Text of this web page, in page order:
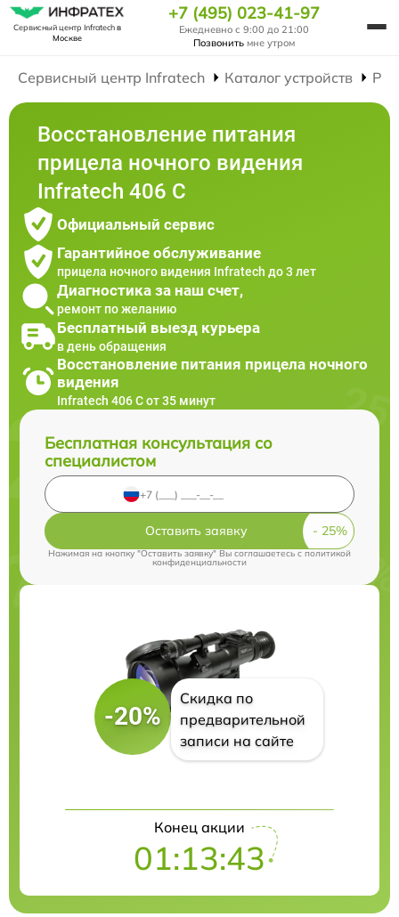
Сервисный центр Infratechв
Москве
+7 (495) 023-41-97
Ежедневно с 9:00 до 21:00
Позвонить мне утром
Сервисный центр Infratech Каталог устройств
Восстановление питания
прицела ночного видения
Infratech 406 С
Официальный сервис
Гарантийное обслуживание
прицела ночного видения Infratech до 3 лет
Диагностика за наш счет,
ремонт по желанию
Бесплатный выезд курьера
в день обращения
Восстановление питания прицела ночного
видения
Infratech 406 С от 35 минут
Бесплатная консультация со
специалистом
Оставить заявку
Нажимая на кнопку "Оставить заявку" Вы соглашаетесь cполитикой
конфиденциальности
-20%
Скидка по
предварительной
записи на сайте
Конец акции
01:13:42